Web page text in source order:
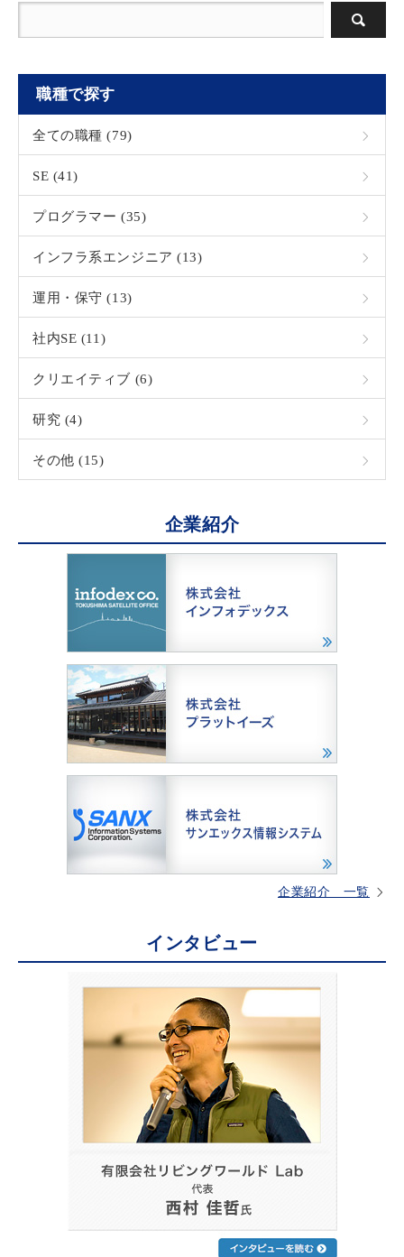
職種で探す
全ての職種 (79)
SE (41)
プログラマー (35)
インフラ系エンジニア (13)
運用・保守 (13)
社内SE (11)
クリエイティブ (6)
研究 (4)
その他 (15)
企業紹介
企業紹介 一覧
インタビュー